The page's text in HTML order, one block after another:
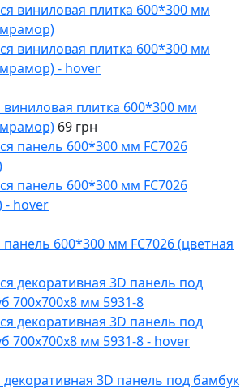
плитка 600*300 мм
69 грн
600*300 мм FC7026 (цветная
3D панель под бамбук